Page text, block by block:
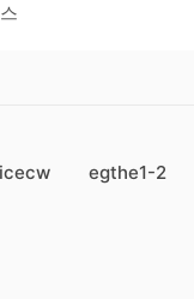
icecw
egthe1-2